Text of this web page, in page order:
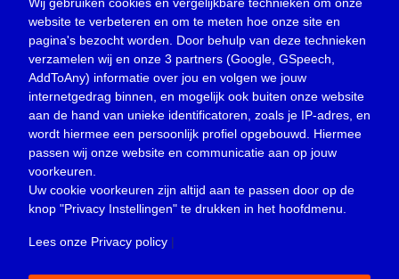
Media(156)
Nieuws (23.330)
Oproep(734)
Overlijden(39)
Podcast(18)
prijsvraag (5)
Religie (1.438)
Service(226)
Wij gebruiken cookies en vergelijkbare technieken om onze
website te verbeteren en om te meten hoe onze site en
pagina's bezocht worden. Door behulp van deze technieken
verzamelen wij en onze 3 partners (Google, GSpeech,
AddToAny) informatie over jou en volgen we jouw
internetgedrag binnen, en mogelijk ook buiten onze website
aan de hand van unieke identificatoren, zoals je IP-adres, en
wordt hiermee een persoonlijk profiel opgebouwd. Hiermee
passen wij onze website en communicatie aan op jouw
voorkeuren.
Uw cookie voorkeuren zijn altijd aan te passen door op de
knop "Privacy Instellingen" te drukken in het hoofdmenu.
Lees onze Privacy policy |